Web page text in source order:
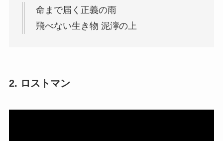
命まで届く正義の雨
飛べない生き物 泥濘の上
2. ロストマン